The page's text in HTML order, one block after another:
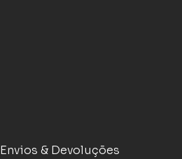
Envios & Devoluções